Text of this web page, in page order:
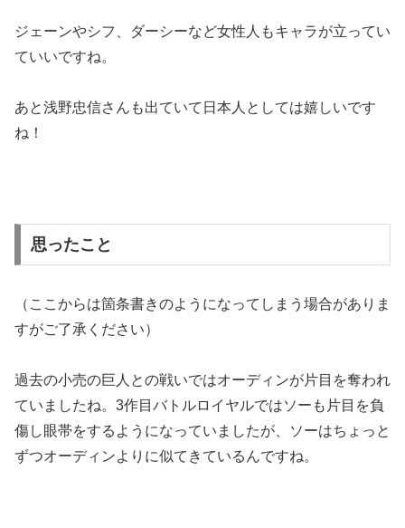
ジェーンやシフ、ダーシーなど女性人もキャラが立ってい
ていいですね。
あと浅野忠信さんも出ていて日本人としては嬉しいです
ね！
思ったこと
（ここからは箇条書きのようになってしまう場合がありま
すがご了承ください）
過去の小売の巨人との戦いではオーディンが片目を奪われ
ていましたね。3作目バトルロイヤルではソーも片目を負
傷し眼帯をするようになっていましたが、ソーはちょっと
ずつオーディンよりに似てきているんですね。